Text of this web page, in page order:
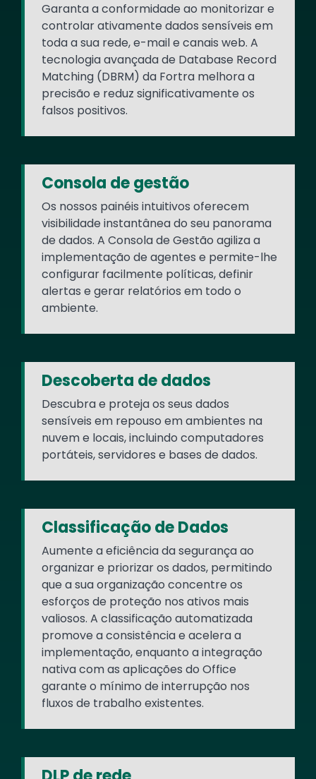
Garanta a conformidade ao monitorizar e
controlar ativamente dados sensíveis em
toda a sua rede, e-mail e canais web. A
tecnologia avançada de Database Record
Matching (DBRM) da Fortra melhora a
precisão e reduz significativamente os
falsos positivos.
Consola de gestão
Os nossos painéis intuitivos oferecem
visibilidade instantânea do seu panorama
de dados. A Consola de Gestão agiliza a
implementação de agentes e permite-lhe
configurar facilmente políticas, definir
alertas e gerar relatórios em todo o
ambiente.
Descoberta de dados
Descubra e proteja os seus dados
sensíveis em repouso em ambientes na
nuvem e locais, incluindo computadores
portáteis, servidores e bases de dados.
Classificação de Dados
Aumente a eficiência da segurança ao
organizar e priorizar os dados, permitindo
que a sua organização concentre os
esforços de proteção nos ativos mais
valiosos. A classificação automatizada
promove a consistência e acelera a
implementação, enquanto a integração
nativa com as aplicações do Office
garante o mínimo de interrupção nos
fluxos de trabalho existentes.